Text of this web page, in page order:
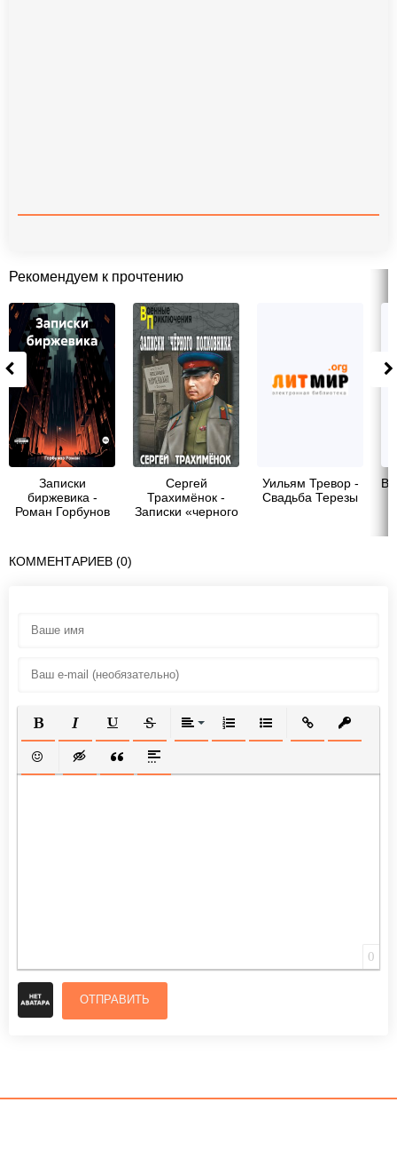
Рекомендуем к прочтению
Записки
биржевика -
Роман Горбунов
Сергей
Трахимёнок -
Записки «черного
Уильям Тревор -
Свадьба Терезы
КОММЕНТАРИЕВ (0)
ПОЛУЖИРНЫЙ
КУРСИВПОДЧЕРКНУТЫЙ
ЗАЧЕРКНУТЫЙВЫРАВНИВАНИЕ
НУМЕРОВАННЫЙ СПИСОК
МАРКИРОВАННЫЙ
ВСТАВИТЬ
ВСТАВИТЬ СМАЙЛИК
ВСТАВКА СКРЫТОГО ТЕКСТА
ВСТАВКА ЦИТАТЫ
ВСТАВКА СПОЙЛЕРА
0
ОТПРАВИТЬ